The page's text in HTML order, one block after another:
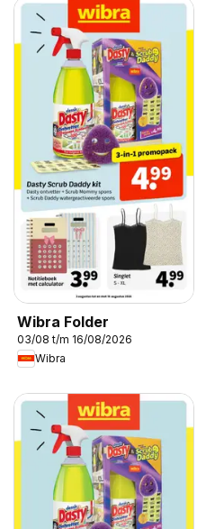
Wibra Folder
03/08 t/m 16/08/2026
Wibra